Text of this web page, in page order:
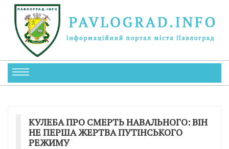
КУЛЕБА ПРО СМЕРТЬ НАВАЛЬНОГО: ВІН
НЕ ПЕРША ЖЕРТВА ПУТІНСЬКОГО
РЕЖИМУ